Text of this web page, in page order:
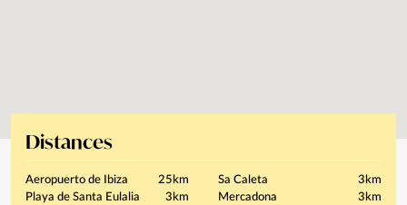
Distances
Aeropuerto de Ibiza
25km
Playa de Santa Eulalia
3km
Sa Caleta
3km
Mercadona
3km